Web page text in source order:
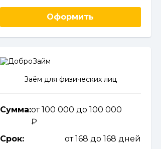
Оформить
Заём для физических лиц
Сумма:от 100 000 до 100 000
Срок:
от 168 до 168 дней